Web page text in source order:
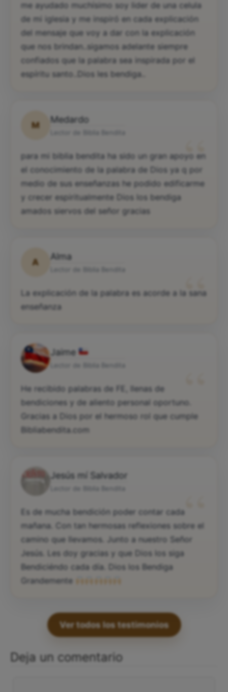
me ayudado muchísimo soy lider de una celula
de mi iglesia y me inspiró en cada explicación
del mensaje que voy a dar con la explicación
que nos brindan..sigamos adelante siempre
confiados que la palabra sea inspirada por el
espíritu santo..Dios les bendiga..
M
Medardo
“
para mi biblia bendita ha sido un gran apoyo en
el conocimiento de la palabra de Dios ya q por
medio de sus enseñanzas he podido edificarme
y crecer espiritualmente Dios los bendiga
amados siervos del señor gracias
A
Alma
“
La explicación de la palabra es acorde a la sana
enseñanza
Jaime
“
He recibido palabras de FE, llenas de
bendiciones y de aliento personal oportuno.
Gracias a Dios por el hermoso rol que cumple
Bibliabendita.com
Jesús mí Salvador
“
Es de mucha bendición poder contar cada
mañana. Con tan hermosas reflexiones sobre el
camino que llevamos. Junto a nuestro Señor
Jesús. Les doy gracias y que Dios los siga
Bendiciéndo cada día. Dios los Bendiga
Grandemente
Ver todos los testimonios
Deja un comentario